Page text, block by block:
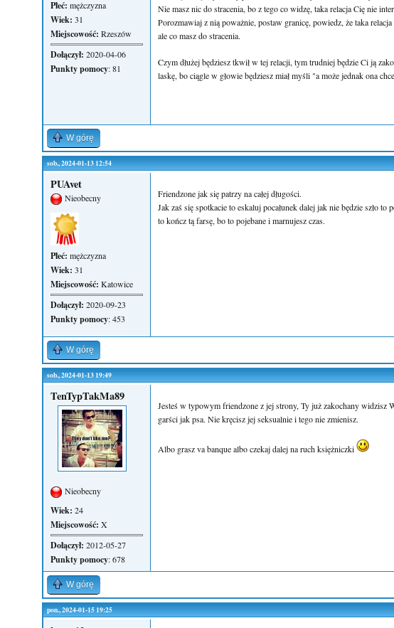
Płeć: mężczyzna
Wiek: 31
Miejscowość: Rzeszów
Dołączył: 2020-04-06
Punkty pomocy: 81
Nie masz nic do stracenia, bo z tego co widzę, taka relacja Cię nie
Porozmawiaj z nią poważnie, postaw granicę, powiedz, że taka
ale co masz do stracenia.
Czym dłużej będziesz tkwił w tej relacji, tym trudniej będzie Ci ją
laskę, bo ciągle w głowie będziesz miał myśli "a może jednak ona
W górę
sob., 2024-01-13 12:54
PUAvet
Nieobecny
Płeć: mężczyzna
Wiek: 31
Miejscowość: Katowice
Dołączył: 2020-09-23
Punkty pomocy: 453
Friendzone jak się patrzy na całej długości.
Jak zaś się spotkacie to eskaluj pocałunek dalej jak nie będzie szło to
to kończ tą farsę, bo to pojebane i marnujesz czas.
W górę
sob., 2024-01-13 19:49
TenTypTakMa89
Nieobecny
Wiek: 24
Miejscowość: X
Dołączył: 2012-05-27
Punkty pomocy: 678
Jesteś w typowym friendzone z jej strony, Ty już zakochany widzisz
garści jak psa. Nie kręcisz jej seksualnie i tego nie zmienisz.
Albo grasz va banque albo czekaj dalej na ruch księżniczki
W górę
pon., 2024-01-15 19:25